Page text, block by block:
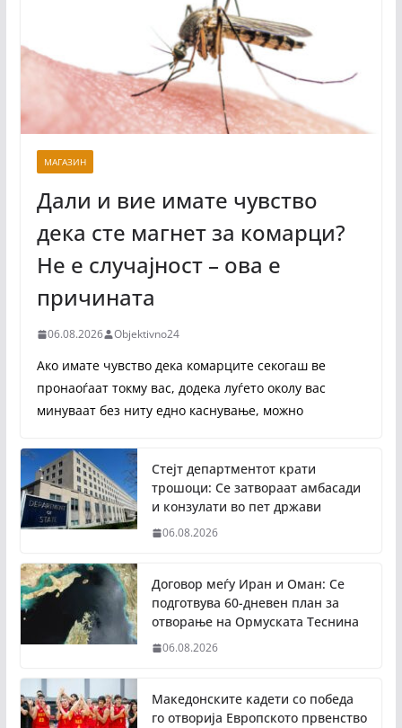
МАГАЗИН
Дали и вие имате чувство
дека сте магнет за комарци?
Не е случајност – ова е
причината
06.08.2026 Objektivno24
Ако имате чувство дека комарците секогаш ве
пронаоѓаат токму вас, додека луѓето околу вас
минуваат без ниту едно каснување, можно
Стејт департментот крати
трошоци: Се затвораат амбасади
и конзулати во пет држави
06.08.2026
Договор меѓу Иран и Оман: Се
подготвува 60-дневен план за
отворање на Ормуската Теснина
06.08.2026
Македонските кадети со победа
го отворија Европското првенство